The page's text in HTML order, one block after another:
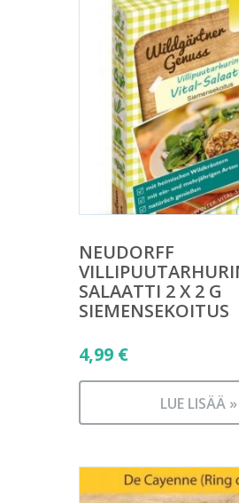
NEUDORFF
SALAATTI 2 X 2 G
SIEMENSEKOITUS
4,99 €
LUE LISÄÄ »